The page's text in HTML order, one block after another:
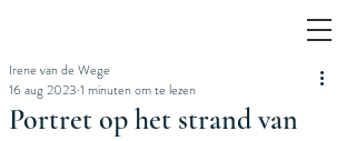
Portret op het strand van
Irene van de Wege
16 aug 2023 1 minuten om te lezen